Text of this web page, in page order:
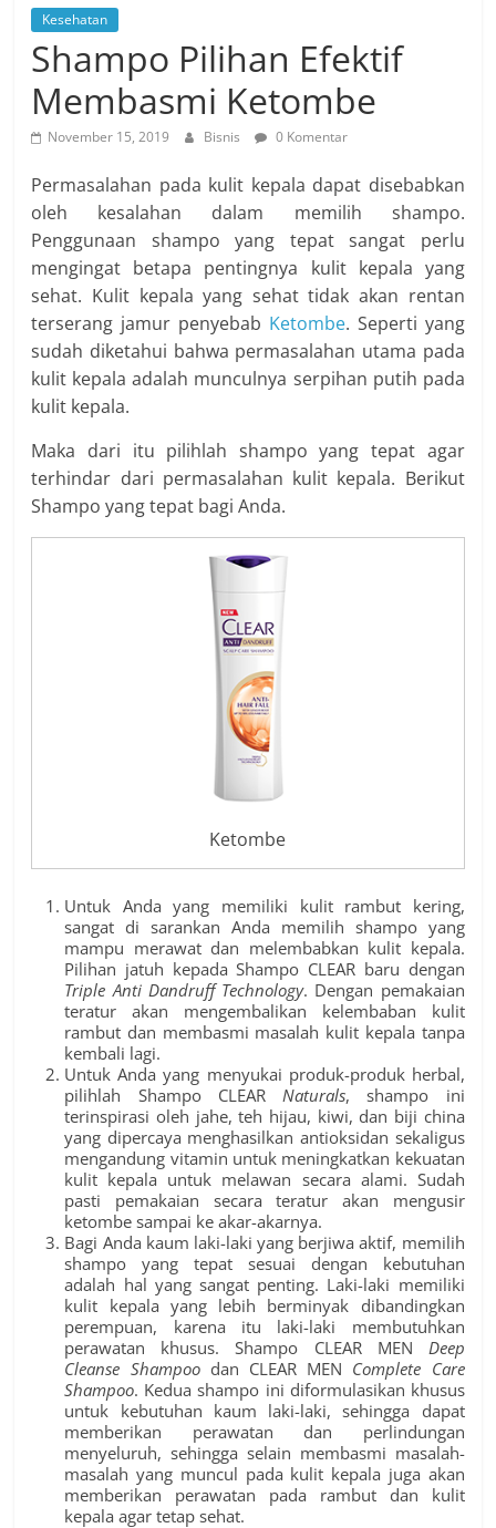
Kesehatan
Shampo Pilihan Efektif
Membasmi Ketombe
November 15, 2019 Bisnis 0 Komentar
Permasalahan pada kulit kepala dapat disebabkan
oleh kesalahan dalam memilih shampo.
Penggunaan shampo yang tepat sangat perlu
mengingat betapa pentingnya kulit kepala yang
sehat. Kulit kepala yang sehat tidak akan rentan
terserang jamur penyebab Ketombe. Seperti yang
sudah diketahui bahwa permasalahan utama pada
kulit kepala adalah munculnya serpihan putih pada
kulit kepala.
Maka dari itu pilihlah shampo yang tepat agar
terhindar dari permasalahan kulit kepala. Berikut
Shampo yang tepat bagi Anda.
Ketombe
Untuk Anda yang memiliki kulit rambut kering,
sangat di sarankan Anda memilih shampo yang
mampu merawat dan melembabkan kulit kepala.
Pilihan jatuh kepada Shampo CLEAR baru dengan
Triple Anti Dandruff Technology. Dengan pemakaian
teratur akan mengembalikan kelembaban kulit
rambut dan membasmi masalah kulit kepala tanpa
kembali lagi.
Untuk Anda yang menyukai produk-produk herbal,
pilihlah Shampo CLEAR Naturals, shampo ini
terinspirasi oleh jahe, teh hijau, kiwi, dan biji china
yang dipercaya menghasilkan antioksidan sekaligus
mengandung vitamin untuk meningkatkan kekuatan
kulit kepala untuk melawan secara alami. Sudah
pasti pemakaian secara teratur akan mengusir
ketombe sampai ke akar-akarnya.
Bagi Anda kaum laki-laki yang berjiwa aktif, memilih
shampo yang tepat sesuai dengan kebutuhan
adalah hal yang sangat penting. Laki-laki memiliki
kulit kepala yang lebih berminyak dibandingkan
perempuan, karena itu laki-laki membutuhkan
perawatan khusus. Shampo CLEAR MEN Deep
Cleanse Shampoodan CLEAR MEN Complete Care
Shampoo. Kedua shampo ini diformulasikan khusus
untuk kebutuhan kaum laki-laki, sehingga dapat
memberikan perawatan dan perlindungan
menyeluruh, sehingga selain membasmi masalah-
masalah yang muncul pada kulit kepala juga akan
memberikan perawatan pada rambut dan kulit
kepala agar tetap sehat.